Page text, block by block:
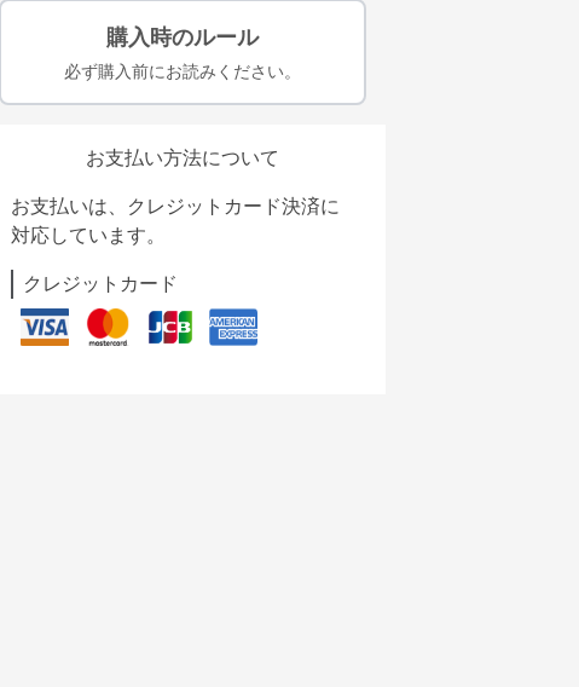
購入時のルール
必ず購入前にお読みください。
お支払い方法について
お支払いは、クレジットカード決済に
対応しています。
クレジットカード